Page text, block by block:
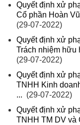
Quyết định xử
Cổ phần Hoàn
(29-07-2022)
Quyết định xử
Trách nhiệm hữu
(29-07-2022)
Quyết định xử
TNHH Kinh
... (29-07-2022)
Quyết định xử
TNHH TM DV và